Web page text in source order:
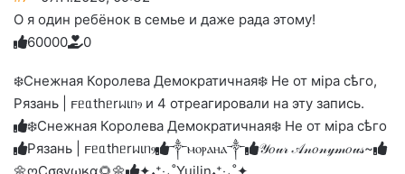
О я один ребёнок в семье и даже рада этому!
Голосуйте
вверх.
6
Нажмите
реакцию:
улыбаюсь
0
Нажмите
реакцию:
смеюсь
до
слез
0
Нажмите
реакцию:
печаль
0
Нажмите
реакцию:
плачу
0
Нажмите
благодарю
0
❄️Снежная Королева Демократичная❄️ Не от мiра сѣго,
Рязань | 𐔥ᥱᥲthᥱrᥕιᥒⳋ и 4 отреагировали на эту запись.
❄️Снежная Королева Демократичная❄️ Не от мiра сѣго
Рязань | 𐔥ᥱᥲthᥱrᥕιᥒⳋ
༒ⲙⲟⲣⲁⲏⲁ༒
𝒴𝑜𝓊𝓇 𝒜𝓃𝑜𝓃𝓎𝓂𝑜𝓊𝓈~
🌼ღСσɞγωӄα🌻🌼
✦˖⁺‧₊˚Yuilin˖⁺‧₊˚✦